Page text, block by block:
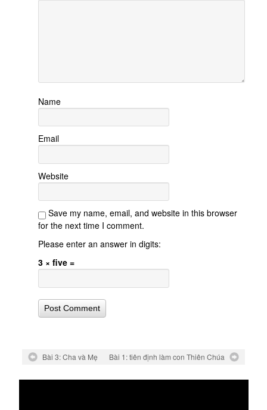
Name
Email
Website
Save my name, email, and website in this browser
for the next time I comment.
Please enter an answer in digits:
3 × five =
Bài 3: Cha và Mẹ Bài 1: tiên định làm con Thiên Chúa